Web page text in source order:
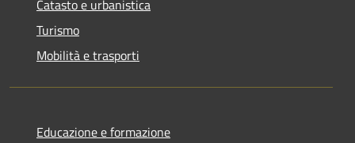
Catasto e urbanistica
Turismo
Mobilità e trasporti
Educazione e formazione